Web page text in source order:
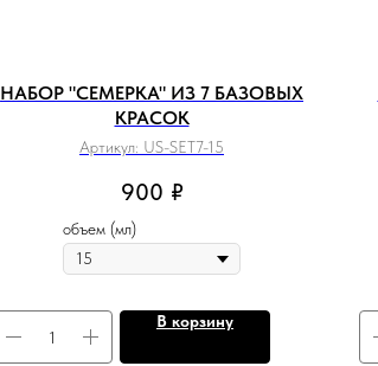
НАБОР "СЕМЕРКА" ИЗ 7 БАЗОВЫХ
КРАСОК
Артикул: US-SET7-15
900 ₽
объем (мл)
В корзину